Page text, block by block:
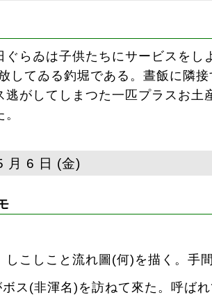
ぐらゐは子供たちにサービスを
してゐる釣堀である。晝飯に隣
逃がしてしまつた一匹プラスお
月 6 日 (金)
しこしこと流れ圖(何)を描く。手
ス(非渾名)を訪ねて來た。呼ばれ